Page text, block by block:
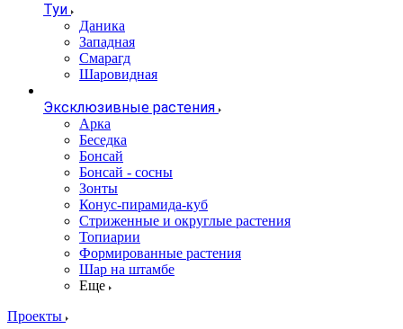
Туи
Даника
Западная
Смарагд
Шаровидная
Эксклюзивные растения
Арка
Беседка
Бонсай
Бонсай - сосны
Зонты
Конус-пирамида-куб
Стриженные и округлые растения
Топиарии
Формированные растения
Шар на штамбе
Еще
Проекты